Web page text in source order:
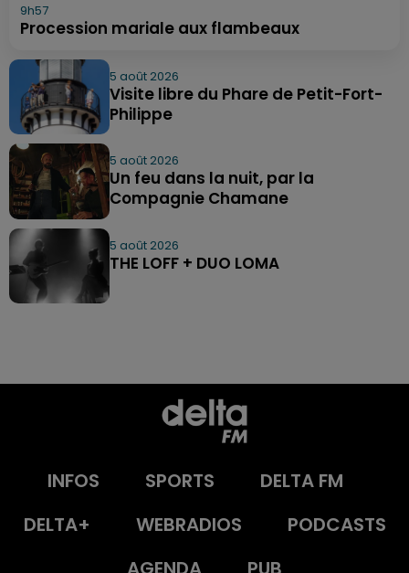
9h57
Procession mariale aux flambeaux
5 août 2026
Visite libre du Phare de Petit-Fort-
Philippe
5 août 2026
Un feu dans la nuit, par la
Compagnie Chamane
5 août 2026
THE LOFF + DUO LOMA
INFOS SPORTS
DELTA FM
DELTA+
WEBRADIOS
PODCASTS